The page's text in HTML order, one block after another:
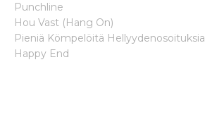
Punchline
Hou Vast (Hang On)
Pieniä Kömpelöitä Hellyydenosoituksia
Happy End